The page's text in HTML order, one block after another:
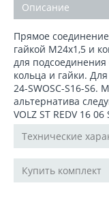
Описание
Прямое
гайкой М24x1,5 и
для подсоединения
кольца и гайки.
24-SWOSС-S16-S6.
альтернатива
VOLZ ST REDV 16
Технические
Купить комплект